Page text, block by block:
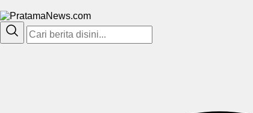
PratamaNews.com
Sumber Referensi Terpercaya